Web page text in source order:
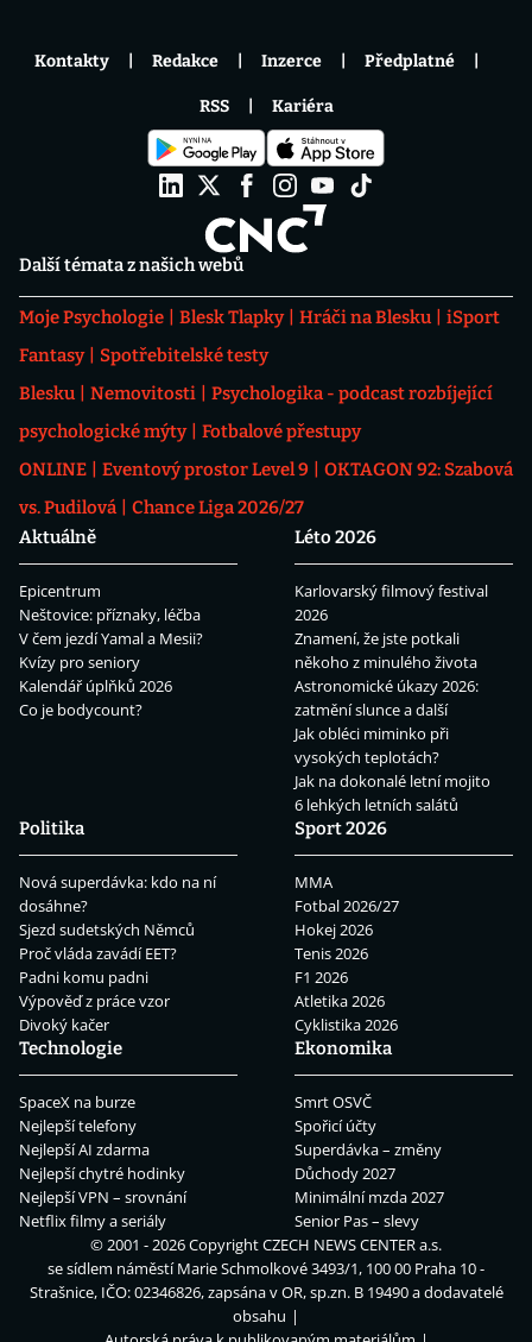
Další témata z našich webů
Moje Psychologie Blesk Tlapky Hráči na Blesku
iSport
Fantasy
Spotřebitelské testy
Blesku
Nemovitosti
Psychologika - podcast rozbíjející
psychologické mýty
Fotbalové přestupy
ONLINE
Eventový prostor Level 9
OKTAGON 92: Szabová
vs. Pudilová
Chance Liga 2026/27
Aktuálně
Epicentrum
Neštovice: příznaky, léčba
V čem jezdí Yamal a Mesii?
Kvízy pro seniory
Kalendář úplňků 2026
Co je bodycount?
Léto 2026
Karlovarský filmový festival
2026
Znamení, že jste potkali
někoho z minulého života
Astronomické úkazy 2026:
zatmění slunce a další
Jak obléci miminko při
vysokých teplotách?
Jak na dokonalé letní mojito
6 lehkých letních salátů
Politika
Nová superdávka: kdo na ní
dosáhne?
Sjezd sudetských Němců
Proč vláda zavádí EET?
Padni komu padni
Výpověď z práce vzor
Divoký kačer
Sport 2026
MMA
Fotbal 2026/27
Hokej 2026
Tenis 2026
F1 2026
Atletika 2026
Cyklistika 2026
Technologie
SpaceX na burze
Nejlepší telefony
Nejlepší AI zdarma
Nejlepší chytré hodinky
Nejlepší VPN – srovnání
Netflix filmy a seriály
Ekonomika
Smrt OSVČ
Spořicí účty
Superdávka – změny
Důchody 2027
Minimální mzda 2027
Senior Pas – slevy
Kontakty Redakce Inzerce Předplatné
RSS Kariéra
© 2001 - 2026 CopyrightCZECH NEWS CENTER a.s.
se sídlem náměstí Marie Schmolkové 3493/1, 100 00 Praha 10 -
Strašnice, IČO: 02346826, zapsána v OR, sp.zn. B 19490 a dodavatelé
obsahu